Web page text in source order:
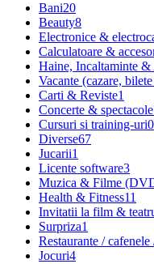
Bani20
Beauty8
Electronice &
Calculatoare &
Haine, Incaltaminte &
Vacante (cazare,
Carti & Reviste1
Concerte & spectacole
Cursuri si training-uri0
Diverse67
Jucarii1
Licente software3
Muzica & Filme
Health & Fitness11
Invitatii la film &
Surpriza1
Restaurante /
Jocuri4